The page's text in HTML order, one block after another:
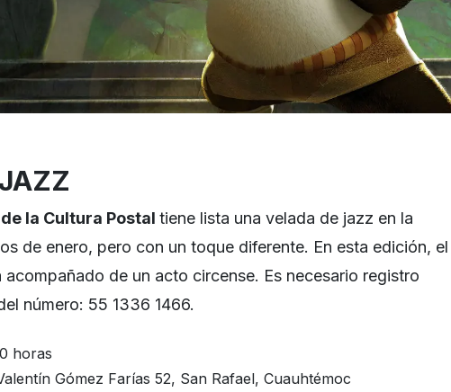
la Cultura Postal tiene lista una velada de jazz en la
de enero, pero con un toque diferente. En esta edición, el
de un acto circense. Es necesario registro
número: 55 1336 1466.
horas
Gómez Farías 52, San Rafael, Cuauhtémoc